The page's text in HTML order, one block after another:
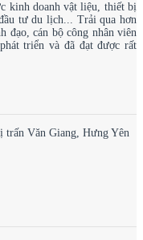
kinh doanh vật liệu, thiết bị
tư du lịch... Trải qua hơn
đạo, cán bộ công nhân viên
triển và đã đạt được rất
trấn Văn Giang, Hưng Yên